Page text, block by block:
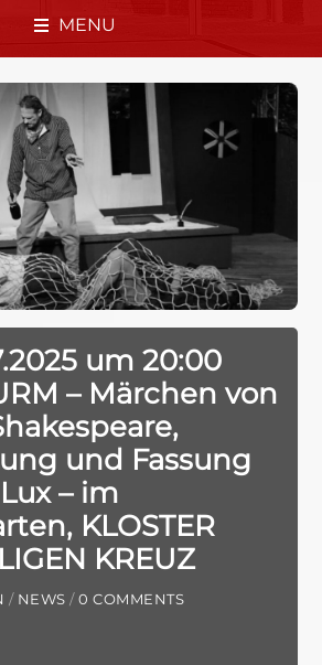
MENU
um 20:00
– Märchen von
und Fassung
– im
KLOSTER
KREUZ
/ NEWS / 0 COMMENTS